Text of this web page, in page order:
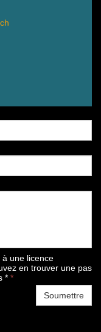
une licence
en trouver une pas
* *
Soumettre